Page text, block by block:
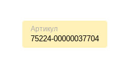
Артикул
75224-00000037704